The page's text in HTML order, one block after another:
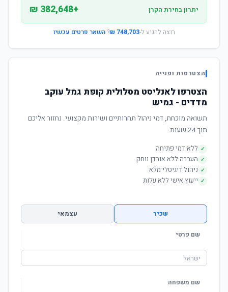
יתרון בחירת הקרן +382,648 ₪
רוצה להגיע ל-748,703 ₪
?השאר פרטים עכשיו
הצטרפות ופנייה
הצטרפו לאנליסט מסלולית קופת גמל עוקב
מדדים - גמיש
תשואה מוכחת, דמי ניהול תחרותיים ושירות מקצועי. נחזור אליכם
תוך 24 שעות.
✓ ללא דמי פתיחה
✓ העברה ללא אובדן וותק
✓ ניהול דיגיטלי מלא
✓ ייעוץ אישי ללא עלות
שכיר עצמאי
שם פרטי
שם משפחה